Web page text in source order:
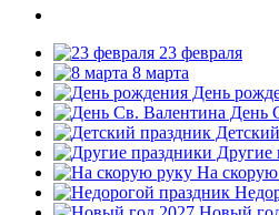
23 февраля
8 марта
День
День
Другие
На